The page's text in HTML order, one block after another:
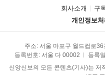
회사소개 구
개인정보처
주소: 서울 마포구 월드컵로
등록번호: 서울 다 00002
등록
신앙신보의 모든 콘텐츠(기사)는 저